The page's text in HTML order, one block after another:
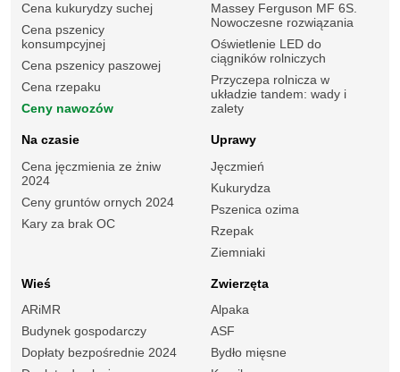
Cena kukurydzy suchej
Cena pszenicy
konsumpcyjnej
Cena pszenicy paszowej
Cena rzepaku
Ceny nawozów
Massey Ferguson MF 6S.
Nowoczesne rozwiązania
Oświetlenie LED do
ciągników rolniczych
Przyczepa rolnicza w
układzie tandem: wady i
zalety
Na czasie
Cena jęczmienia ze żniw
2024
Ceny gruntów ornych 2024
Kary za brak OC
Uprawy
Jęczmień
Kukurydza
Pszenica ozima
Rzepak
Ziemniaki
Wieś
ARiMR
Budynek gospodarczy
Dopłaty bezpośrednie 2024
Zwierzęta
Alpaka
ASF
Bydło mięsne